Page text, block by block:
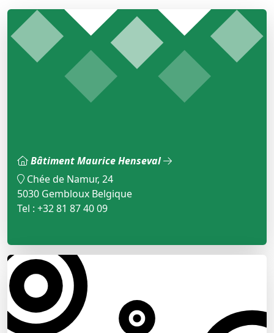
Bâtiment Maurice Henseval
Chée de Namur, 24
5030 Gembloux Belgique
Tel : +32 81 87 40 09